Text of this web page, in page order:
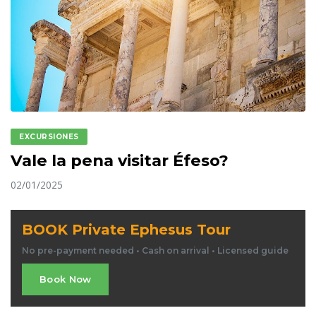
EXCURSIONES
Vale la pena visitar Éfeso?
02/01/2025
BOOK Private Ephesus Tour
No pre-payment needed • Cash on arrival • Licensed guide
Book Now